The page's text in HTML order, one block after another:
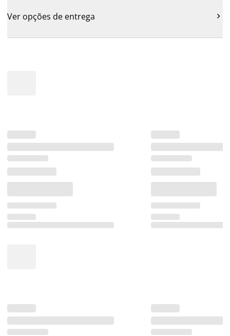
Ver opções de entrega 